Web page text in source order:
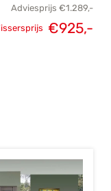
Adviesprijs €1.289,-
€925,-